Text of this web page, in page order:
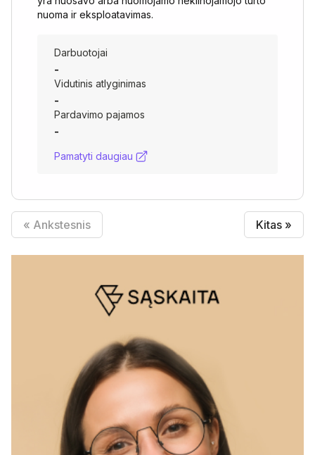
nuoma ir eksploatavimas.
Darbuotojai
-
Vidutinis atlyginimas
-
Pardavimo pajamos
-
Pamatyti daugiau
« Ankstesnis Kitas »